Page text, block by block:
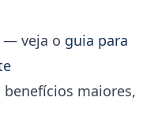
— veja o guia para
maiores,